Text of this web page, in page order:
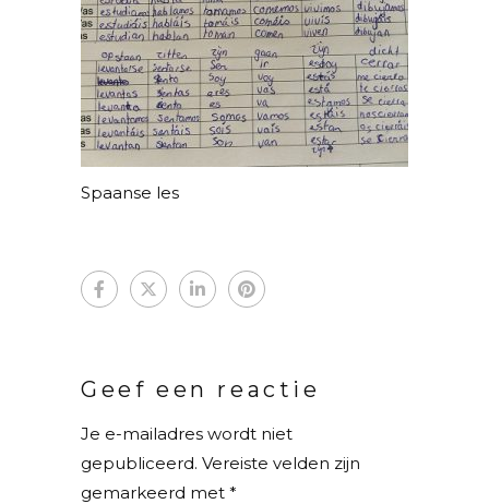
Spaanse les
Geef een reactie
Je e-mailadres wordt niet
gepubliceerd. Vereiste velden zijn
gemarkeerd met *